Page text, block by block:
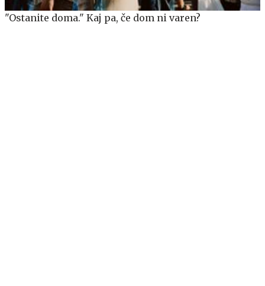
"Ostanite doma." Kaj pa, če dom ni varen?